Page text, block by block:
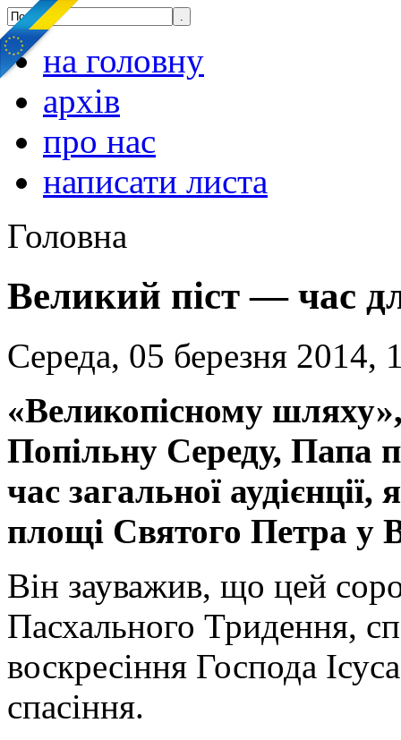
на головну
архів
про нас
написати листа
Головна
Великий піст — час
Середа, 05 березня 2014,
«Великопісному
Попільну Середу, Папа
час загальної
площі Святого Петра у
Він зауважив, що цей
Пасхального Тридення,
воскресіння Господа
спасіння.